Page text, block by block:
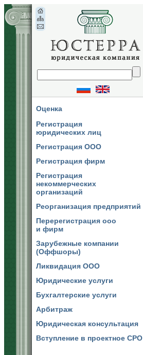
Оценка
Регистрация
юридических лиц
Регистрация ООО
Регистрация фирм
Регистрация
некоммерческих
организаций
Реорганизация предприятий
Перерегистрация ооо
и фирм
Зарубежные компании
(Оффшоры)
Ликвидация ООО
Юридические услуги
Бухгалтерские услуги
Арбитраж
Юридическая консультация
Вступление в проектное СРО